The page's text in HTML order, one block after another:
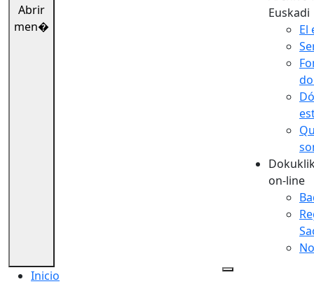
Abrir
men�
Euskadi
El
on-line
Inicio